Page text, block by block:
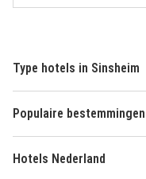
Type hotels in Sinsheim
Populaire bestemmingen
Hotels Nederland